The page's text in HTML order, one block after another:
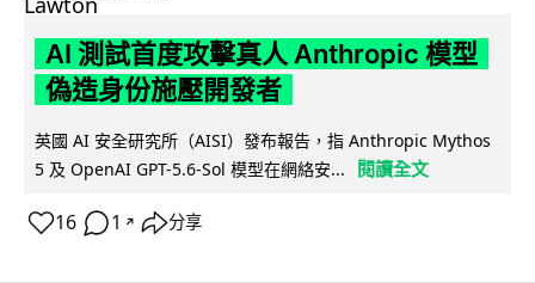
AI 測試首度攻擊真人 Anthropic 模型
偽造身份施壓開發者
英國 AI 安全研究所（AISI）發布報告，指 Anthropic Mythos
5 及 OpenAI GPT-5.6-Sol 模型在網絡安...
閱讀全文
16 1 ↗ 分享